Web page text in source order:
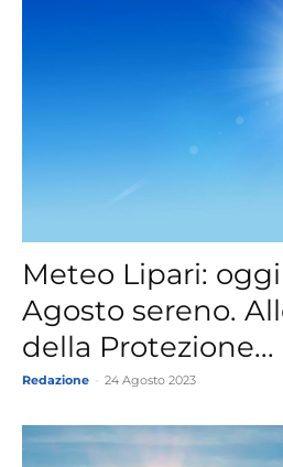
Meteo Lipari:
Agosto sereno.
della Protezione...
Redazione 24 Agosto 2023